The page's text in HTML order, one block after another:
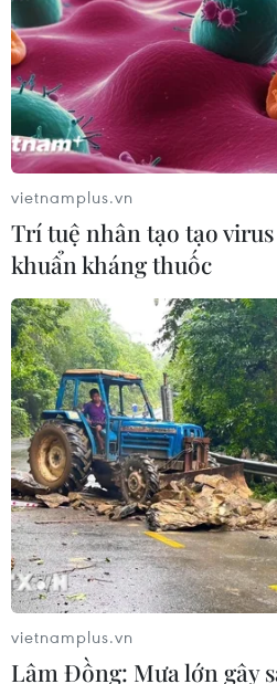
vietnamplus.vn
Trí tuệ nhân tạo tạo
khuẩn kháng thuốc
vietnamplus.vn
Lâm Đồng: Mưa lớn gây